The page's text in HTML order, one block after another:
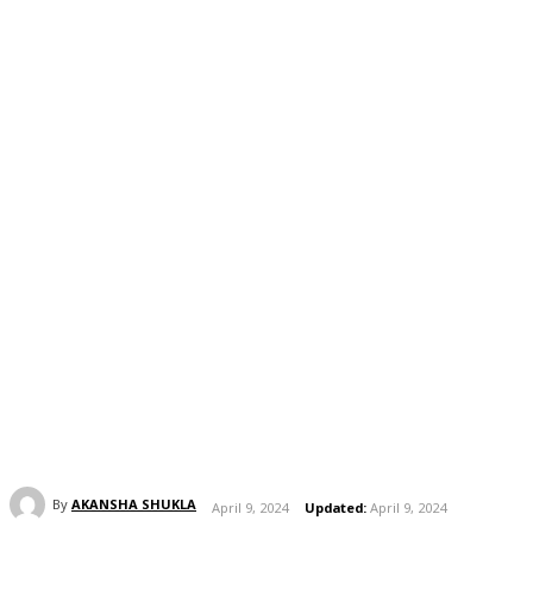
By AKANSHA SHUKLA April 9, 2024 Updated: April 9, 2024